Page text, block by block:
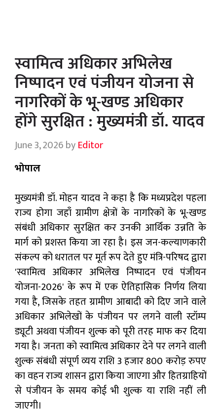
स्वामित्व अधिकार अभिलेख
निष्पादन एवं पंजीयन योजना से
नागरिकों के भू-खण्ड अधिकार
होंगे सुरक्षित : मुख्यमंत्री डॉ. यादव
June 3, 2026byEditor
भोपाल
मुख्यमंत्री डॉ. मोहन यादव ने कहा है कि मध्यप्रदेश पहला
राज्य होगा जहाँ ग्रामीण क्षेत्रों के नागरिकों के भू-खण्ड
संबंधी अधिकार सुरक्षित कर उनकी आर्थिक उन्नति के
मार्ग को प्रशस्त किया जा रहा है। इस जन-कल्याणकारी
संकल्प को धरातल पर मूर्त रूप देते हुए मंत्रि-परिषद द्वारा
'स्वामित्व अधिकार अभिलेख निष्पादन एवं पंजीयन
योजना-2026' के रूप में एक ऐतिहासिक निर्णय लिया
गया है, जिसके तहत ग्रामीण आबादी को दिए जाने वाले
अधिकार अभिलेखों के पंजीयन पर लगने वाली स्टॉम्प
ड्यूटी अथवा पंजीयन शुल्क को पूरी तरह माफ कर दिया
गया है। जनता को स्वामित्व अधिकार देने पर लगने वाली
शुल्क संबंधी संपूर्ण व्यय राशि 3 हजार 800 करोड़ रुपए
का वहन राज्य शासन द्वारा किया जाएगा और हितग्राहियों
से पंजीयन के समय कोई भी शुल्क या राशि नहीं ली
जाएगी।